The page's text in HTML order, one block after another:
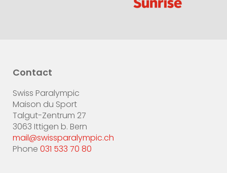
Contact
Swiss Paralympic
Maison du Sport
Talgut-Zentrum 27
3063 Ittigen b. Bern
mail@swissparalympic.ch
Phone 031 533 70 80